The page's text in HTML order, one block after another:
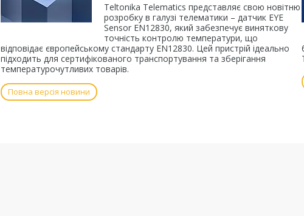
Teltonika Telematics представляє свою новітню
розробку в галузі телематики – датчик EYE
Sensor EN12830, який забезпечує виняткову
точність контролю температури, що
відповідає європейському стандарту EN12830. Цей пристрій ідеально
підходить для сертифікованого транспортування та зберігання
температурочутливих товарів.
Повна версія новини